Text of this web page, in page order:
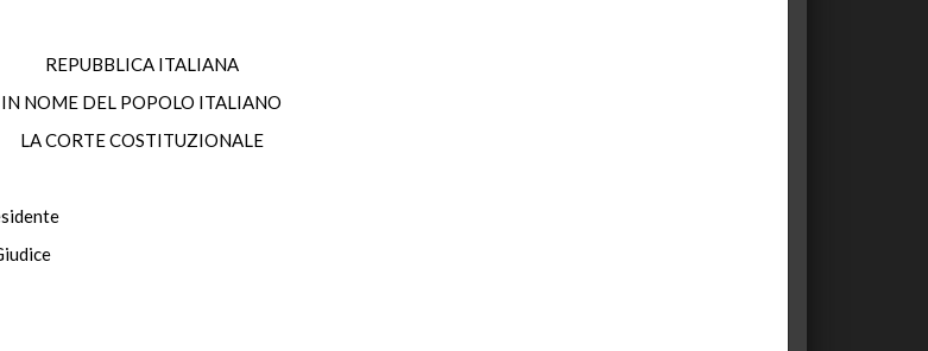
REPUBBLICA ITALIANA
IN NOME DEL POPOLO ITALIANO
LA CORTE COSTITUZIONALE